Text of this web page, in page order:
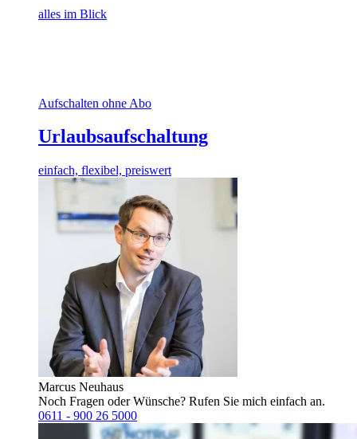
alles im Blick
Aufschalten ohne Abo
Urlaubsaufschaltung
einfach, flexibel, preiswert
Marcus Neuhaus
Noch Fragen oder Wünsche? Rufen Sie mich einfach an.
0611 - 900 26 5000